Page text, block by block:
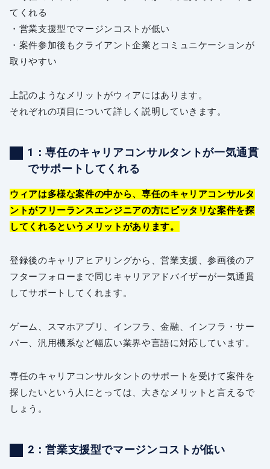
てくれる
・営業支援型でマージンコストが低い
・案件参加後もクライアント企業とコミュニケーションが
取りやすい
上記のようなメリットがウィアにはあります。
それぞれの項目について詳しく説明していきます。
1：専任のキャリアコンサルタントが一気通貫
でサポートしてくれる
ウィアは多様な案件の中から、専任のキャリアコンサルタ
ントがフリーランスエンジニアの方にピッタリな案件を探
してくれるというメリットがあります。
登録後のキャリアヒアリングから、営業支援、参画後のア
フターフォローまで同じキャリアアドバイザーが一気通貫
してサポートしてくれます。
ゲーム、スマホアプリ、インフラ、金融、インフラ・サー
バー、汎用機系など幅広い業界や言語に対応しています。
専任のキャリアコンサルタントのサポートを受けて案件を
探したいという人にとっては、大きなメリットと言えるで
しょう。
2：営業支援型でマージンコストが低い